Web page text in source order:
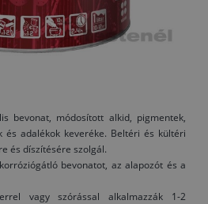
bevonat, módosított alkid, pigmentek,
és adalékok keveréke. Beltéri és kültéri
és díszítésére szolgál.
korróziógátló bevonatot, az alapozót és a
vagy szórással alkalmazzák 1-2